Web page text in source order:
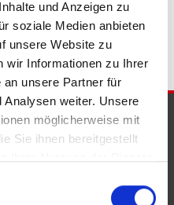
und Anzeigen zu
soziale Medien anbieten
unsere Website zu
wir Informationen zu Ihrer
an unsere Partner für
Analysen weiter. Unsere
möglicherweise mit
Sie ihnen bereitgestellt